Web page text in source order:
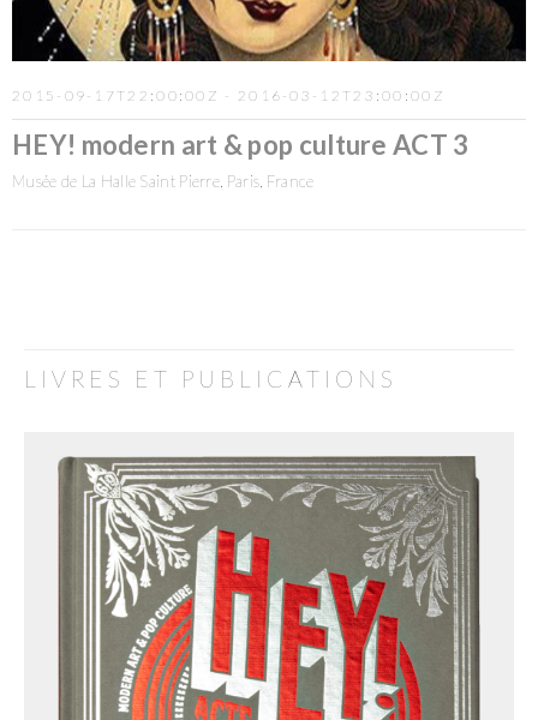
2015-09-17T22:00:00Z - 2016-03-12T23:00:00Z
HEY! modern art & pop culture ACT 3
Musée de La Halle Saint Pierre, Paris, France
LIVRES ET PUBLICATIONS